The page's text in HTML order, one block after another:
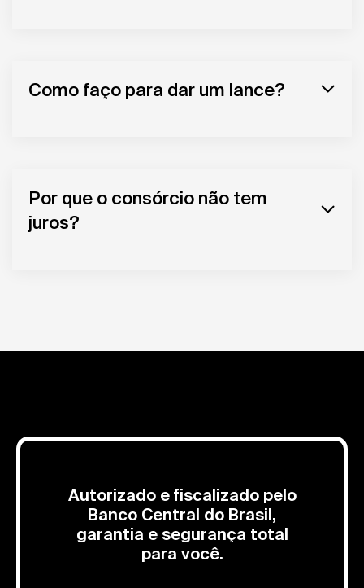
Como faço para dar um lance?
Por que o consórcio não tem
juros?
Autorizado e fiscalizado pelo
Banco Central do Brasil,
garantia e segurança total
para você.